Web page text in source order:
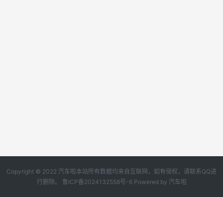
Copyright © 2022 汽车啦本站所有数据均来自互联网，如有侵权，请联系QQ进
行删除。 鲁ICP备2024132558号-6Powered by 汽车啦